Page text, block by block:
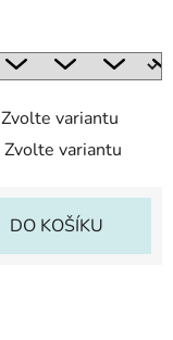
Zvolte variantu
Zvolte variantu
DO KOŠÍKU